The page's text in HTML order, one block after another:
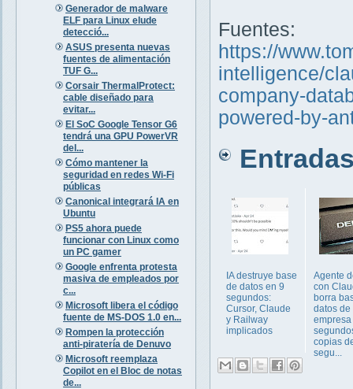
Generador de malware
ELF para Linux elude
detecció...
ASUS presenta nuevas
fuentes de alimentación
TUF G...
Corsair ThermalProtect:
cable diseñado para
evitar...
El SoC Google Tensor G6
tendrá una GPU PowerVR
del...
Cómo mantener la
seguridad en redes Wi-Fi
públicas
Canonical integrará IA en
Ubuntu
PS5 ahora puede
funcionar con Linux como
un PC gamer
Google enfrenta protesta
masiva de empleados por
c...
Microsoft libera el código
fuente de MS-DOS 1.0 en...
Rompen la protección
anti-piratería de Denuvo
Microsoft reemplaza
Copilot en el Bloc de notas
de...
Fuentes:
https://
intelligence/
company-
powered-by-
Entradas
IA destruye base
de datos en 9
segundos:
Cursor, Claude
y Railway
implicados
Agente
con
borra
datos de
copias
segu...